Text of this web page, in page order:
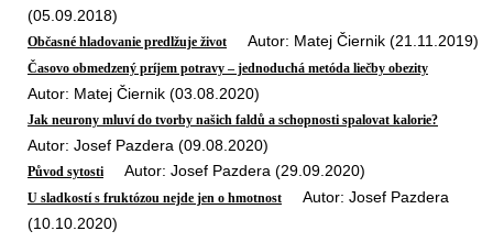
(05.09.2018)
Občasné hladovanie predlžuje život Autor: Matej Čiernik (21.11.2019)
Časovo obmedzený príjem potravy – jednoduchá metóda liečby obezity
Autor: Matej Čiernik (03.08.2020)
Jak neurony mluví do tvorby našich faldů a schopnosti spalovat kalorie?
Autor: Josef Pazdera (09.08.2020)
Původ sytosti Autor: Josef Pazdera (29.09.2020)
U sladkostí s fruktózou nejde jen o hmotnost Autor: Josef Pazdera
(10.10.2020)